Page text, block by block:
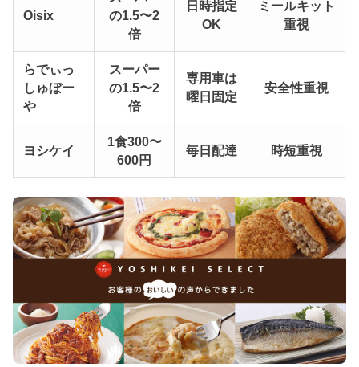
Oisix
の1.5〜2
倍
日時指定
OK
ミールキット
重視
らでぃっ
しゅぼー
や
スーパー
の1.5〜2
倍
専用車は
曜日固定
安全性重視
ヨシケイ
1食300〜
600円
毎日配達 時短重視